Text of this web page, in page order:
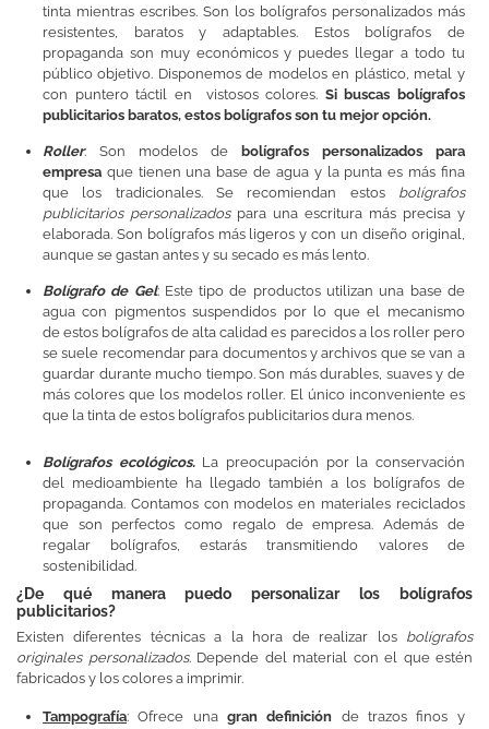
tinta mientras escribes. Son los bolígrafos personalizados más
resistentes, baratos y adaptables. Estos bolígrafos de
propaganda son muy económicos y puedes llegar a todo tu
público objetivo. Disponemos de modelos en plástico, metal y
con puntero táctil en vistosos colores. Si buscas bolígrafos
publicitarios baratos, estos bolígrafos son tu mejor opción.
Roller: Son modelos de
bolígrafos personalizados para
empresa que tienen una base de agua y la punta es más fina
que los tradicionales. Se recomiendan estos bolígrafos
publicitarios personalizadospara una escritura más precisa y
elaborada. Son bolígrafos más ligeros y con un diseño original,
aunque se gastan antes y su secado es más lento.
Bolígrafo de Gel: Este tipo de productos utilizan una base de
agua con pigmentos suspendidos por lo que el mecanismo
de estos bolígrafos de alta calidad es parecidos a los roller pero
se suele recomendar para documentos y archivos que se van a
guardar durante mucho tiempo. Son más durables, suaves y de
más colores que los modelos roller. El único inconveniente es
que la tinta de estos bolígrafos publicitarios dura menos.
Bolígrafos ecológicos.La preocupación por la conservación
del medioambiente ha llegado también a los bolígrafos de
propaganda. Contamos con modelos en materiales reciclados
que son perfectos como regalo de empresa. Además de
regalar bolígrafos, estarás transmitiendo valores de
sostenibilidad.
¿De qué manera puedo personalizar los bolígrafos
publicitarios?
Existen diferentes técnicas a la hora de realizar los bolígrafos
originales personalizados. Depende del material con el que estén
fabricados y los colores a imprimir.
Tampografía: Ofrece unagran definición de trazos finos y